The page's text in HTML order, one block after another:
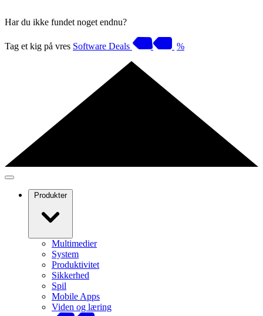
Har du ikke fundet noget endnu?
Tag et kig på vres Software Deals %
Produkter
Multimedier
System
Produktivitet
Sikkerhed
Spil
Mobile Apps
Viden og læring